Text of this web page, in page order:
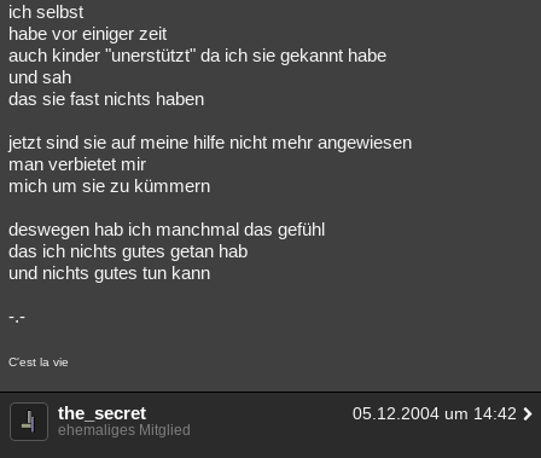
ich selbst
habe vor einiger zeit
auch kinder "unerstützt" da ich sie gekannt habe
und sah
das sie fast nichts haben
jetzt sind sie auf meine hilfe nicht mehr angewiesen
man verbietet mir
mich um sie zu kümmern
deswegen hab ich manchmal das gefühl
das ich nichts gutes getan hab
und nichts gutes tun kann
-.-
C'est la vie
the_secret 05.12.2004 um 14:42
ehemaliges Mitglied